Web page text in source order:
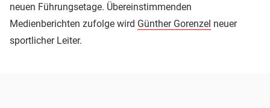
neuen Führungsetage. Übereinstimmenden
Medienberichten zufolge wird Günther Gorenzel neuer
sportlicher Leiter.